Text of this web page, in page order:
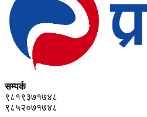
सम्पर्क
९८१९३७१७४८
९८५२०७१७४८